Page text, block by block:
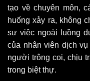
tạo về chuyên môn,
huống xảy ra, không
sự việc ngoài luồng
của nhân viên dịch
người trông coi, chịu
trong biệt thự.